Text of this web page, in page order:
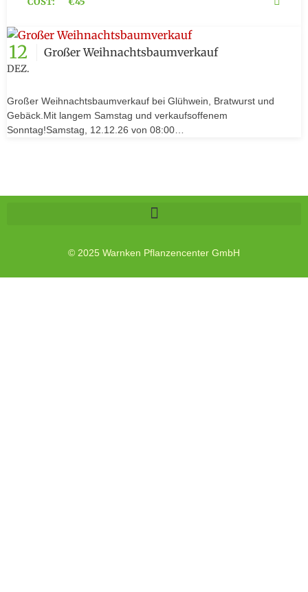
12
DEZ.
Großer Weihnachtsbaumverkauf
Großer Weihnachtsbaumverkauf bei Glühwein, Bratwurst und
Gebäck.Mit langem Samstag und verkaufsoffenem
Sonntag!Samstag, 12.12.26 von 08:00…
© 2025 Warnken Pflanzencenter GmbH